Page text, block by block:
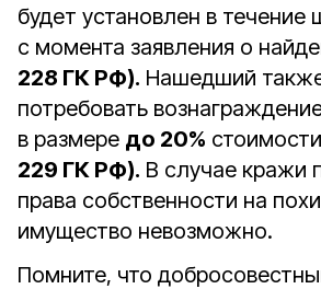
будет установлен в течение
с момента заявления о
228 ГК РФ). Нашедший
потребовать
в размере до 20%
229 ГК РФ). В случае кражи
права собственности на
имущество невозможно.
Помните, что